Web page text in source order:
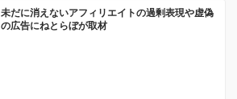
未だに消えないアフィリエイトの過剰表現や虚偽
の広告にねとらぼが取材